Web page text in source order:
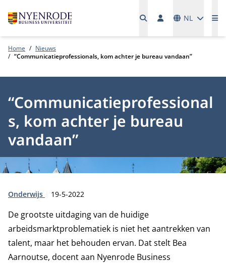
NL
Home
Nieuws
“Communicatieprofessionals, kom achter je bureau vandaan”
“Communicatieprofessional
s, kom achter je bureau
vandaan”
Type:
Onderwijs Publicatiedatum:
19-5-2022
De grootste uitdaging van de huidige
arbeidsmarktproblematiek is niet het aantrekken van
talent, maar het behouden ervan. Dat stelt Bea
Aarnoutse, docent aan Nyenrode Business